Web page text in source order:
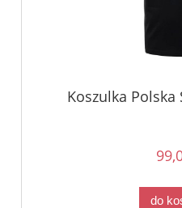
Koszulka Polska
do